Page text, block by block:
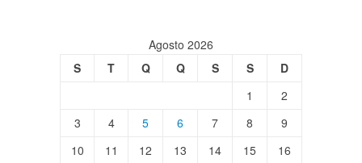
Agosto 2026
S
T Q Q S S
D
1
2
3
4 5 6 7 8
9
10
11 12 13 14 15
16